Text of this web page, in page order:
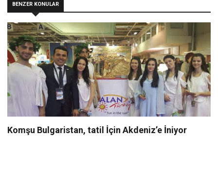
BENZER KONULAR
Komşu Bulgaristan, tatil İçin Akdeniz’e İniyor